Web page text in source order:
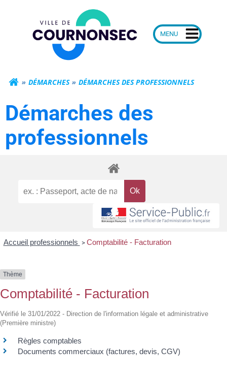
Mairie de
DÉMARCHES DÉMARCHES DES PROFESSIONNELS
Démarches des
professionnels
Accueil professionnels > Comptabilité - Facturation
Thème
Comptabilité - Facturation
Vérifié le 31/01/2022 - Direction de l'information légale et administrative
(Première ministre)
Règles comptables
Documents commerciaux (factures, devis, CGV)